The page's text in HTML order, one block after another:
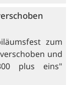
zum
und
plus eins"